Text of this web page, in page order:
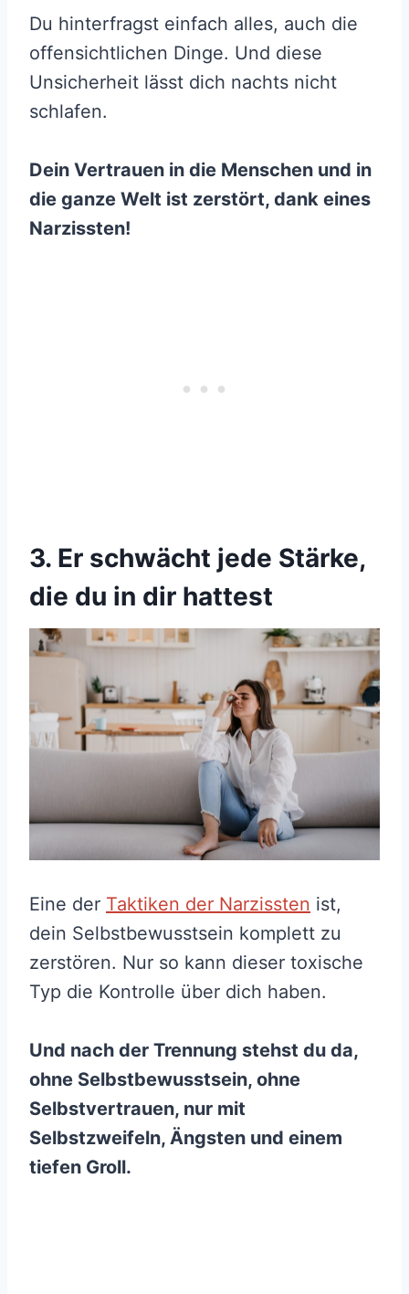
Du hinterfragst einfach alles, auch die
offensichtlichen Dinge. Und diese
Unsicherheit lässt dich nachts nicht
schlafen.
Dein Vertrauen in die Menschen und in
die ganze Welt ist zerstört, dank eines
Narzissten!
3. Er schwächt jede Stärke,
die du in dir hattest
Eine der Taktiken der Narzissten ist,
dein Selbstbewusstsein komplett zu
zerstören. Nur so kann dieser toxische
Typ die Kontrolle über dich haben.
Und nach der Trennung stehst du da,
ohne Selbstbewusstsein, ohne
Selbstvertrauen, nur mit
Selbstzweifeln, Ängsten und einem
tiefen Groll.